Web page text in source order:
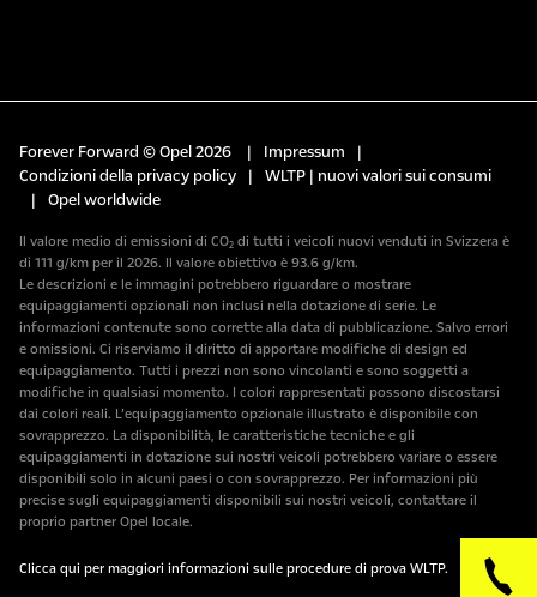
Forever Forward © Opel 2026 | Impressum
|
Condizioni della privacy policy
|
WLTP | nuovi valori sui consumi
|
Opel worldwide
Il valore medio di emissioni di CO₂ di tutti i veicoli nuovi venduti in Svizzera è
di 111 g/km per il 2026. Il valore obiettivo è 93.6 g/km.
Le descrizioni e le immagini potrebbero riguardare o mostrare
equipaggiamenti opzionali non inclusi nella dotazione di serie. Le
informazioni contenute sono corrette alla data di pubblicazione. Salvo errori
e omissioni. Ci riserviamo il diritto di apportare modifiche di design ed
equipaggiamento. Tutti i prezzi non sono vincolanti e sono soggetti a
modifiche in qualsiasi momento. I colori rappresentati possono discostarsi
dai colori reali. L’equipaggiamento opzionale illustrato è disponibile con
sovrapprezzo. La disponibilità, le caratteristiche tecniche e gli
equipaggiamenti in dotazione sui nostri veicoli potrebbero variare o essere
disponibili solo in alcuni paesi o con sovrapprezzo. Per informazioni più
precise sugli equipaggiamenti disponibili sui nostri veicoli, contattare il
proprio partner Opel locale.
Clicca qui per maggiori informazioni sulle procedure di prova WLTP.